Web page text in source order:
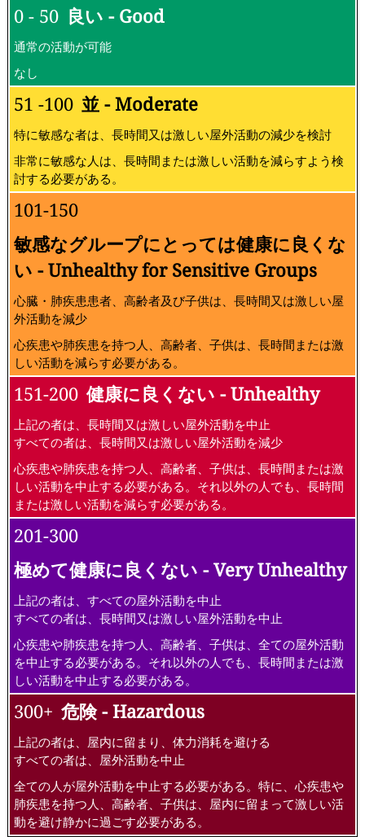
0 - 50 良い - Good
通常の活動が可能
なし
51 -100 並 - Moderate
特に敏感な者は、長時間又は激しい屋外活動の減少を検討
非常に敏感な人は、長時間または激しい活動を減らすよう検
討する必要がある。
101-150
敏感なグループにとっては健康に良くな
い - Unhealthy for Sensitive Groups
心臓・肺疾患患者、高齢者及び子供は、長時間又は激しい屋
外活動を減少
心疾患や肺疾患を持つ人、高齢者、子供は、長時間または激
しい活動を減らす必要がある。
151-200 健康に良くない - Unhealthy
上記の者は、長時間又は激しい屋外活動を中止
すべての者は、長時間又は激しい屋外活動を減少
心疾患や肺疾患を持つ人、高齢者、子供は、長時間または激
しい活動を中止する必要がある。それ以外の人でも、長時間
または激しい活動を減らす必要がある。
201-300
極めて健康に良くない - Very Unhealthy
上記の者は、すべての屋外活動を中止
すべての者は、長時間又は激しい屋外活動を中止
心疾患や肺疾患を持つ人、高齢者、子供は、全ての屋外活動
を中止する必要がある。それ以外の人でも、長時間または激
しい活動を中止する必要がある。
300+ 危険 - Hazardous
上記の者は、屋内に留まり、体力消耗を避ける
すべての者は、屋外活動を中止
全ての人が屋外活動を中止する必要がある。特に、心疾患や
肺疾患を持つ人、高齢者、子供は、屋内に留まって激しい活
動を避け静かに過ごす必要がある。